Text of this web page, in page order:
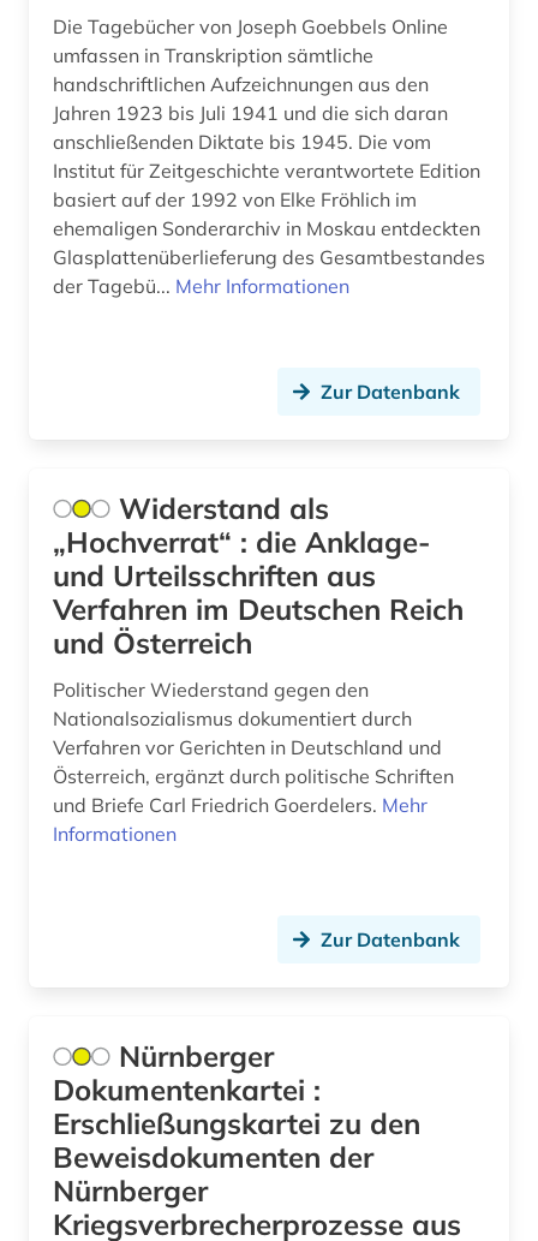
Die Tagebücher von Joseph Goebbels Online
umfassen in Transkription sämtliche
handschriftlichen Aufzeichnungen aus den
Jahren 1923 bis Juli 1941 und die sich daran
anschließenden Diktate bis 1945. Die vom
Institut für Zeitgeschichte verantwortete Edition
basiert auf der 1992 von Elke Fröhlich im
ehemaligen Sonderarchiv in Moskau entdeckten
Glasplattenüberlieferung des Gesamtbestandes
der Tagebü... Mehr Informationen
Zur Datenbank
Widerstand als
„Hochverrat“ : die Anklage-
und Urteilsschriften aus
Verfahren im Deutschen Reich
und Österreich
Politischer Wiederstand gegen den
Nationalsozialismus dokumentiert durch
Verfahren vor Gerichten in Deutschland und
Österreich, ergänzt durch politische Schriften
und Briefe Carl Friedrich Goerdelers. Mehr
Informationen
Zur Datenbank
Nürnberger
Dokumentenkartei :
Erschließungskartei zu den
Beweisdokumenten der
Nürnberger
Kriegsverbrecherprozesse aus